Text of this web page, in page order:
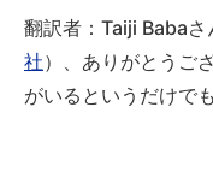
翻訳者：Taiji Babaさ
社）、ありがとうご
がいるというだけで